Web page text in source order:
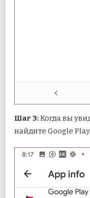
Шаг 3: Когда вы
найдите Google